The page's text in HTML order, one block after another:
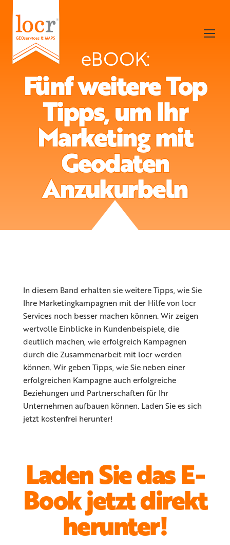
eBOOK:
Fünf weitere Top
Tipps, um Ihr
Marketing mit
Geodaten
Anzukurbeln
In diesem Band erhalten sie weitere Tipps, wie Sie
Ihre Marketingkampagnen mit der Hilfe von locr
Services noch besser machen können. Wir zeigen
wertvolle Einblicke in Kundenbeispiele, die
deutlich machen, wie erfolgreich Kampagnen
durch die Zusammenarbeit mit locr werden
können. Wir geben Tipps, wie Sie neben einer
erfolgreichen Kampagne auch erfolgreiche
Beziehungen und Partnerschaften für Ihr
Unternehmen aufbauen können. Laden Sie es sich
jetzt kostenfrei herunter!
Laden Sie das E-
Book jetzt direkt
herunter!